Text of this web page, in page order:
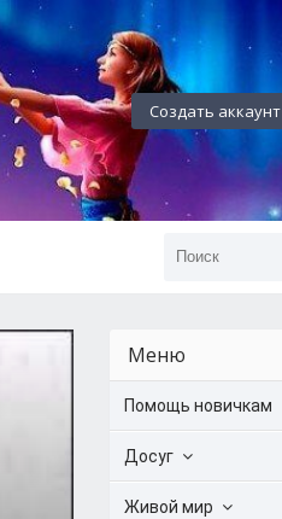
Создать аккаунт
Меню
Помощь новичкам
Досуг
Живой мир